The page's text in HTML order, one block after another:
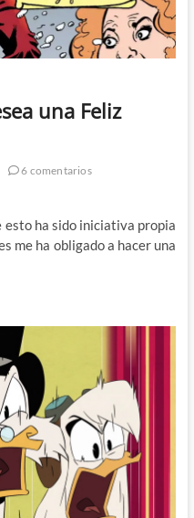
una Feliz
6 comentarios
esto ha sido iniciativa propia
me ha obligado a hacer una